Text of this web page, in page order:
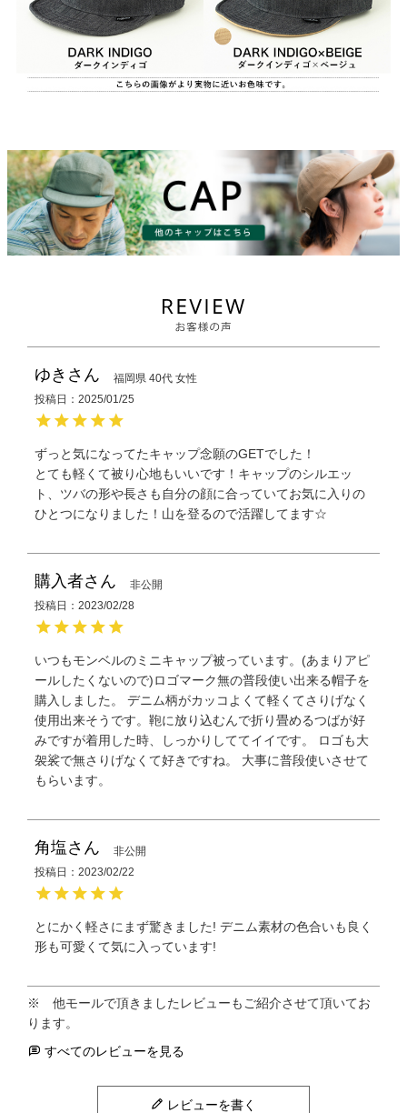
ゆき 福岡県 40代 女性
投稿日
2025/01/25
ずっと気になってたキャップ念願のGETでした！
とても軽くて被り心地もいいです！キャップのシルエッ
ト、ツバの形や長さも自分の顔に合っていてお気に入りの
ひとつになりました！山を登るので活躍してます☆
購入者
非公開
投稿日
2023/02/28
いつもモンベルのミニキャップ被っています。(あまりアピ
ールしたくないので)ロゴマーク無の普段使い出来る帽子を
購入しました。 デニム柄がカッコよくて軽くてさりげなく
使用出来そうです。鞄に放り込むんで折り畳めるつばが好
みですが着用した時、しっかりしててイイです。 ロゴも大
袈裟で無さりげなくて好きですね。 大事に普段使いさせて
もらいます。
角塩
非公開
投稿日
2023/02/22
とにかく軽さにまず驚きました! デニム素材の色合いも良く
形も可愛くて気に入っています!
すべてのレビューを見る
レビューを書く